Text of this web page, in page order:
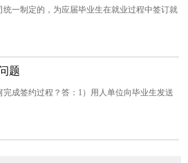
一制定的，为应届毕业生在就业过程中签订就
题
成签约过程？答：1）用人单位向毕业生发送